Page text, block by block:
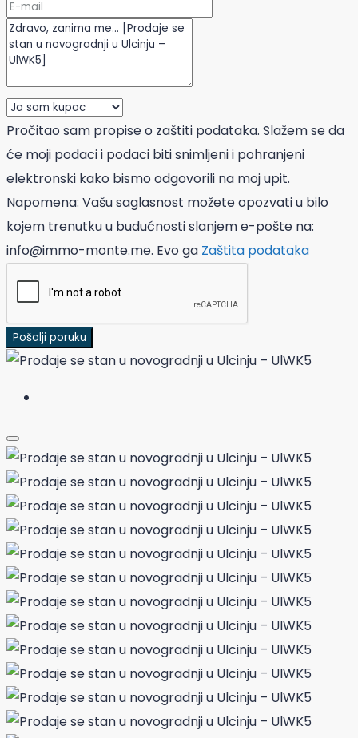
Pročitao sam propise o zaštiti podataka. Slažem se da
će moji podaci i podaci biti snimljeni i pohranjeni
elektronski kako bismo odgovorili na moj upit.
Napomena: Vašu saglasnost možete opozvati u bilo
kojem trenutku u budućnosti slanjem e-pošte na:
info@immo-monte.me. Evo ga Zaštita podataka
Pošalji poruku